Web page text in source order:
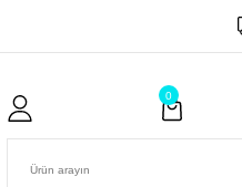
0